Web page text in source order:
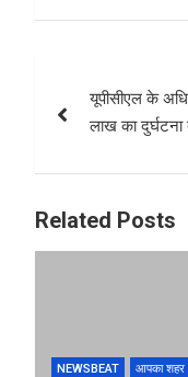
यूपीसीएल के
लाख का दुर्घटना
Related Posts
NEWSBEAT आपका शहर